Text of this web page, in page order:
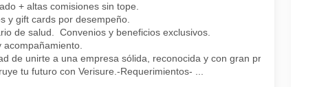
+ altas comisiones sin tope.
y gift cards por desempeño.
de salud. Convenios y beneficios exclusivos.
de unirte a una empresa sólida, reconocida y con gran proyección!
tu futuro con Verisure.-Requerimientos- ...